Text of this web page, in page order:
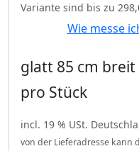
Variante sind bis zu
Wie messe
glatt 85 cm breit
pro Stück
incl. 19 % USt.
von der Lieferadresse kann